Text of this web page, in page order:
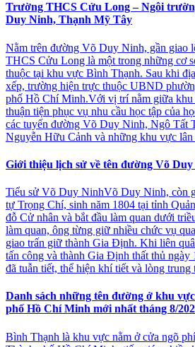
Trường THCS Cửu Long – Ngôi
Duy Ninh, Thạnh Mỹ Tây
Nằm trên đường Võ Duy Ninh, gần giao
THCS Cửu Long là một trong những cơ
thuộc tại khu vực Bình Thạnh. Sau khi
xếp, trường hiện trực thuộc UBND
phố Hồ Chí Minh.Với vị trí nằm giữa khu
thuận tiện phục vụ nhu cầu học tập của
các tuyến đường Võ Duy Ninh, Ngô Tất
Nguyễn Hữu Cảnh và những khu vực lân
Giới thiệu lịch sử về tên đường Võ
Tiểu sử Võ Duy NinhVõ Duy Ninh, còn
tự Trọng Chí, sinh năm 1804 tại tỉnh
đỗ Cử nhân và bắt đầu làm quan dưới
làm quan, ông từng giữ nhiều chức vụ
giao trấn giữ thành Gia Định. Khi liên
tấn công và thành Gia Định thất thủ
đã tuẫn tiết, thể hiện khí tiết và lòng trung
Danh sách những tên đường ở khu
phố Hồ Chí Minh mới nhất tháng 8/
Bình Thạnh là khu vực nằm ở cửa ngõ